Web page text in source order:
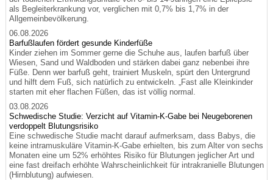
als Begleiterkrankung vor, verglichen mit 0,7% bis 1,7% in der
Allgemeinbevölkerung.
06.08.2026
Barfußlaufen fördert gesunde Kinderfüße
Kinder ziehen im Sommer gerne die Schuhe aus, laufen barfuß über
Wiesen, Sand und Waldboden und stärken dabei ganz nebenbei ihre
Füße. Denn wer barfuß geht, trainiert Muskeln, spürt den Untergrund
und hilft dem Fuß, sich natürlich zu entwickeln. „Fast alle Kleinkinder
starten mit eher flachen Füßen, das ist völlig normal.
03.08.2026
Schwedische Studie: Verzicht auf Vitamin-K-Gabe bei Neugeborenen
verdoppelt Blutungsrisiko
Eine schwedische Studie macht darauf aufmerksam, dass Babys, die
keine intramuskuläre Vitamin-K-Gabe erhielten, bis zum Alter von sechs
Monaten eine um 52% erhöhtes Risiko für Blutungen jeglicher Art und
eine fast dreifach erhöhte Wahrscheinlichkeit für intrakranielle Blutungen
(Hirnblutung) aufwiesen.